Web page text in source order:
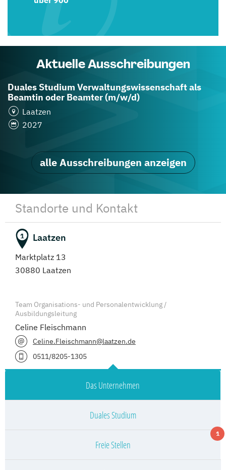
Aktuelle Ausschreibungen
Duales Studium Verwaltungswissenschaft als
Beamtin oder Beamter (m/w/d)
Laatzen
2027
alle Ausschreibungen anzeigen
Standorte und Kontakt
1 Laatzen
Marktplatz 13
30880 Laatzen
Team Organisations- und Personalentwicklung /
Ausbildungsleitung
Celine Fleischmann
Celine.Fleischmann@laatzen.de
0511/8205-1305
Das Unternehmen
Duales Studium
1
Freie Stellen